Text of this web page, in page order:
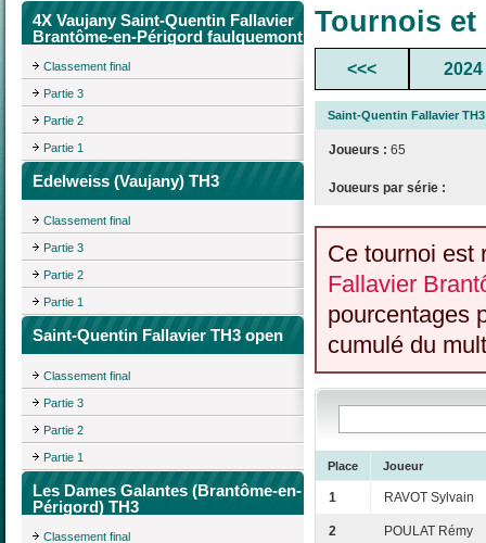
4X Vaujany Saint-Quentin Fallavier
Brantôme-en-Périgord faulquemont
Classement final
Partie 3
Partie 2
Partie 1
Edelweiss (Vaujany) TH3
Classement final
Partie 3
Partie 2
Partie 1
Saint-Quentin Fallavier TH3 open
Classement final
Partie 3
Partie 2
Partie 1
Les Dames Galantes (Brantôme-en-
Périgord) TH3
Classement final
Tournois
<<< 2024
Saint-Quentin Fallavier
Joueurs : 65
Joueurs par série :
Ce tournoi est
Fallavier
pourcentages
cumulé du
Place Joueur
1 RAVOT Sylvain
2 POULAT Rémy